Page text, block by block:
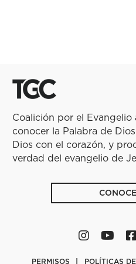
Coalición por el Evangelio
conocer la Palabra de
Dios con el corazón, y
verdad del evangelio de
PERMISOS POLÍTICAS